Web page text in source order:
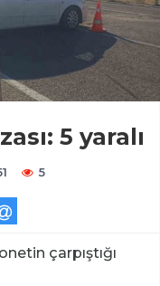
5 yaralı
5
çarpıştığı